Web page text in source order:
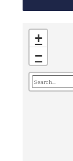
+
−